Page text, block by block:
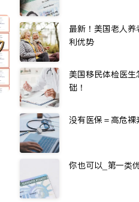
最新！美国老人
利优势
美国移民体检医
础！
没有医保＝高危
你也可以_第一类